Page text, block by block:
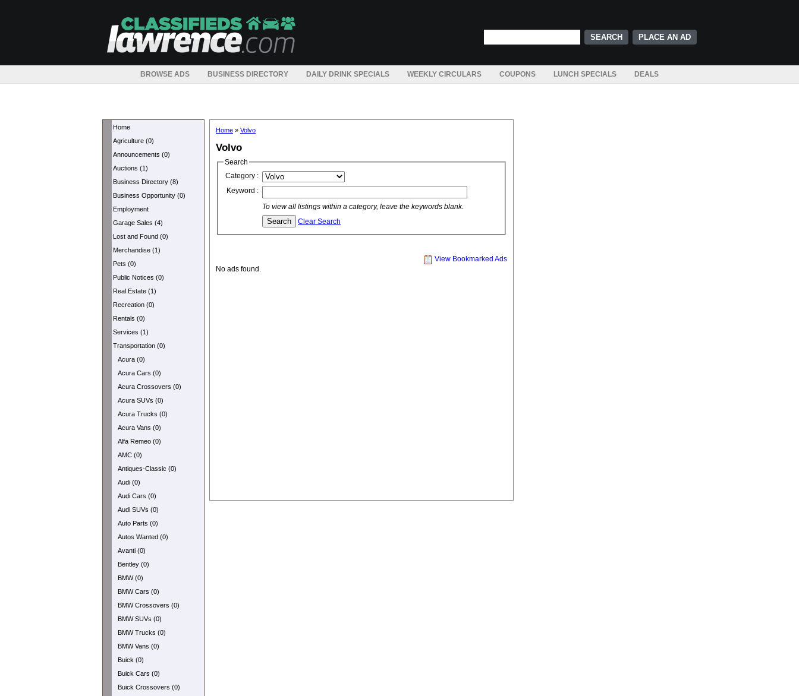
PLACE AN AD
BROWSE ADS BUSINESS DIRECTORY DAILY DRINK SPECIALS WEEKLY CIRCULARS COUPONS LUNCH SPECIALS DEALS
Home
Agriculture (0)
Announcements (0)
Auctions (1)
Business Directory (8)
Business Opportunity (0)
Employment
Garage Sales (4)
Lost and Found (0)
Merchandise (1)
Pets (0)
Public Notices (0)
Real Estate (1)
Recreation (0)
Rentals (0)
Services (1)
Transportation (0)
Acura (0)
Acura Cars (0)
Acura Crossovers (0)
Acura SUVs (0)
Acura Trucks (0)
Acura Vans (0)
Alfa Remeo (0)
AMC (0)
Antiques-Classic (0)
Audi (0)
Audi Cars (0)
Audi SUVs (0)
Auto Parts (0)
Autos Wanted (0)
Avanti (0)
Bentley (0)
BMW (0)
BMW Cars (0)
BMW Crossovers (0)
BMW SUVs (0)
BMW Trucks (0)
BMW Vans (0)
Buick (0)
Buick Cars (0)
Buick Crossovers (0)
Home » Volvo
Volvo
Search
Category :
Keyword :
To view all listings within a category, leave the keywords blank.
Clear Search
View Bookmarked Ads
No ads found.